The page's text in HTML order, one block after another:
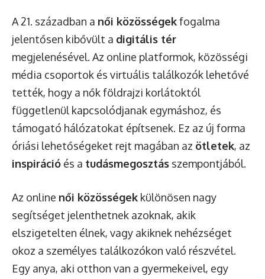
A 21. században a női közösségekfogalma
jelentősen kibővült a digitális tér
megjelenésével. Az online platformok, közösségi
média csoportok és virtuális találkozók lehetővé
tették, hogy a nők földrajzi korlátoktól
függetlenül kapcsolódjanak egymáshoz, és
támogató hálózatokat építsenek. Ez az új forma
óriási lehetőségeket rejt magában az ötletek, az
inspiráció és a tudásmegosztás szempontjából.
Az online női közösségek különösen nagy
segítséget jelenthetnek azoknak, akik
elszigetelten élnek, vagy akiknek nehézséget
okoz a személyes találkozókon való részvétel.
Egy anya, aki otthon van a gyermekeivel, egy